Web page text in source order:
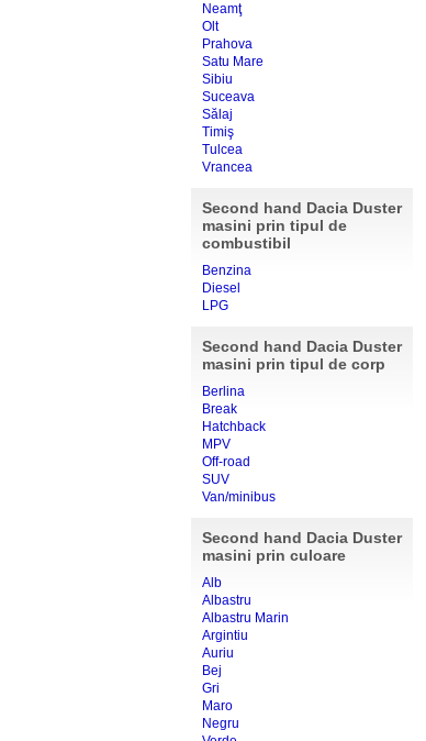
Neamţ
Olt
Prahova
Satu Mare
Sibiu
Suceava
Sălaj
Timiş
Tulcea
Vrancea
Second hand Dacia Duster
masini prin tipul de
combustibil
Benzina
Diesel
LPG
Second hand Dacia Duster
masini prin tipul de corp
Berlina
Break
Hatchback
MPV
Off-road
SUV
Van/minibus
Second hand Dacia Duster
masini prin culoare
Alb
Albastru
Albastru Marin
Argintiu
Auriu
Bej
Gri
Maro
Negru